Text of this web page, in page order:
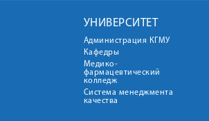
УНИВЕРСИТЕТ
Администрация КГМУ
Кафедры
Медико-
фармацевтический
колледж
Система менеджмента
качества